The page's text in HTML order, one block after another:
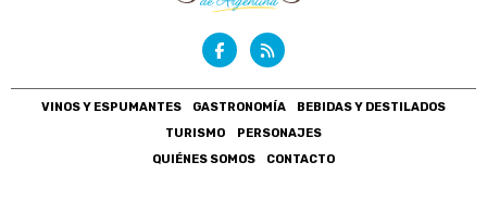
VINOS Y ESPUMANTES GASTRONOMÍA
BEBIDAS Y DESTILADOS
TURISMO
PERSONAJES
QUIÉNES SOMOS
CONTACTO